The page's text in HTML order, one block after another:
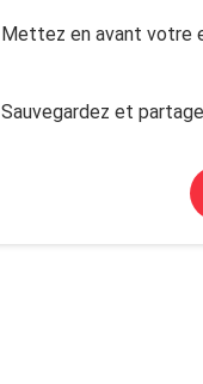
Mettez en avant votre
Sauvegardez et